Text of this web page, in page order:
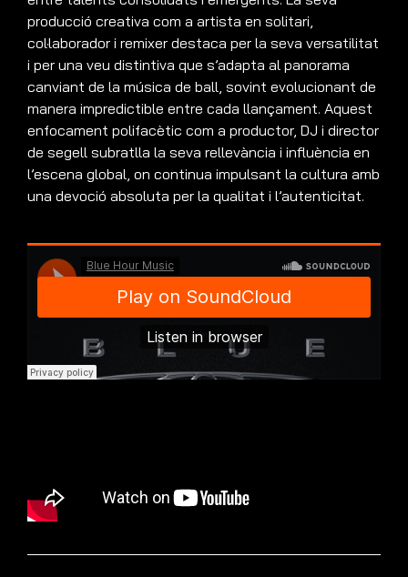
producció creativa com a artista en solitari,
col·laborador i remixer destaca per la seva versatilitat
i per una veu distintiva que s’adapta al panorama
canviant de la música de ball, sovint evolucionant de
manera impredictible entre cada llançament. Aquest
enfocament polifacètic com a productor, DJ i director
de segell subratlla la seva rellevància i influència en
l’escena global, on continua impulsant la cultura amb
una devoció absoluta per la qualitat i l’autenticitat.